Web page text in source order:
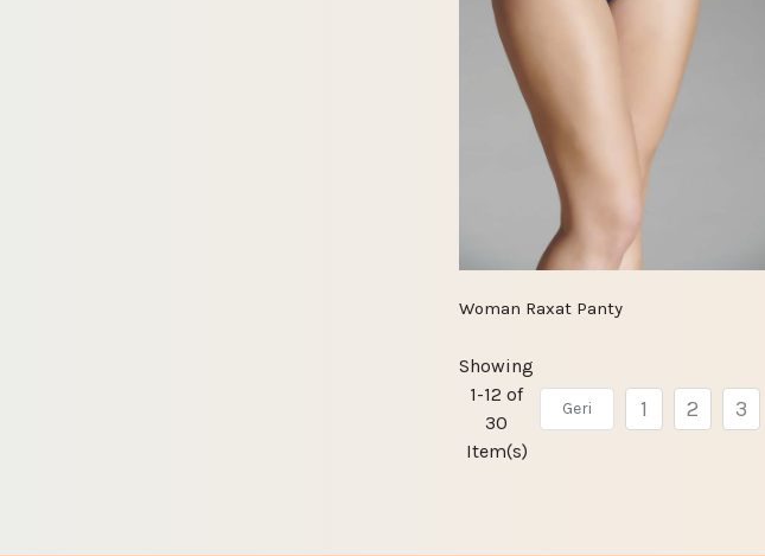
Woman Raxat Panty
Showing
1-12 of
30
Item(s)
Geri 1 2 3